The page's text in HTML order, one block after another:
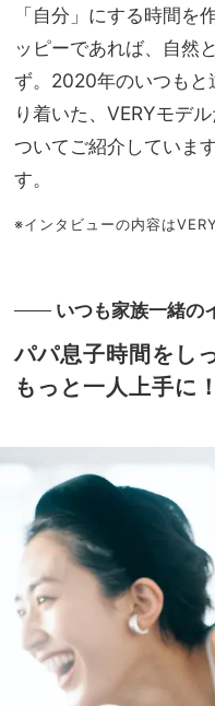
を
「自分」にする時間
ッピーであれば、 自然
ず。2020年のいつもと
り着いた、VERYモデ
ついてご紹介していま
す。
※インタビューの内容は
いつも家族一緒の
パパ息子時間をし
もっと一人上手に！